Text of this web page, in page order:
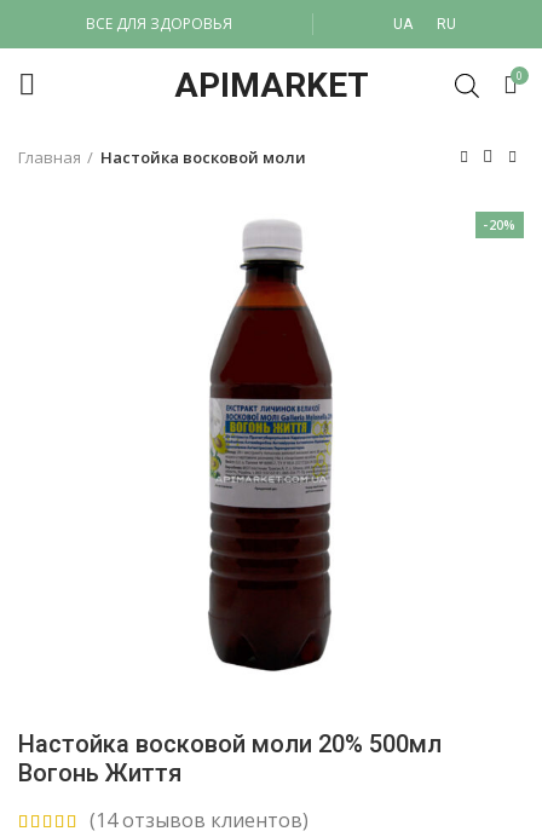
ВСЕ ДЛЯ ЗДОРОВЬЯ UA RU
APIMARKET 0
Главная Настойка восковой моли
-20%
Настойка восковой моли 20% 500мл
Вогонь Життя
(14отзывов клиентов)